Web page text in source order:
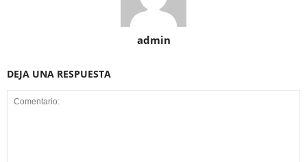
admin
DEJA UNA RESPUESTA